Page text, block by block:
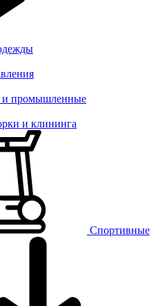
промышленные
и клининга
Спортивные